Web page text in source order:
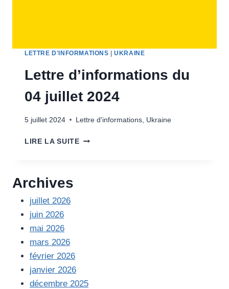
LETTRE D'INFORMATIONS |UKRAINE
Lettre d’informations du
04 juillet 2024
5 juillet 2024 Lettre d'informations Ukraine
LIRE LA SUITELETTRE
Archives
juillet 2026
juin 2026
mai 2026
mars 2026
février 2026
janvier 2026
décembre 2025